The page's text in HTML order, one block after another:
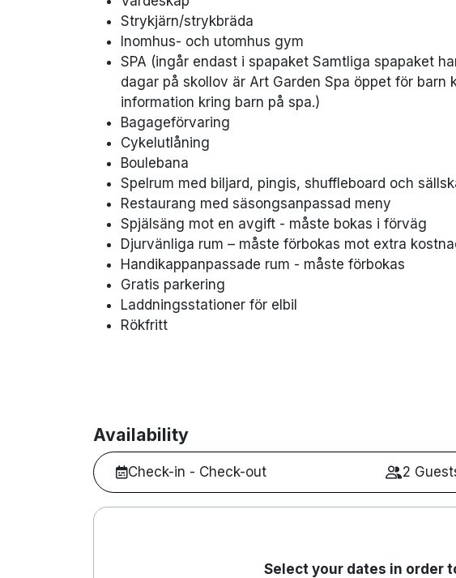
Strykjärn/strykbräda
Inomhus- och utomhus gym
SPA (ingår endast i spapaket Samtliga spapaket
dagar på skollov är Art Garden Spa öppet för
information kring barn på spa.)
Bagageförvaring
Cykelutlåning
Boulebana
Spelrum med biljard, pingis, shuffleboard och
Restaurang med säsongsanpassad meny
Spjälsäng mot en avgift - måste bokas i förväg
Djurvänliga rum – måste förbokas mot extra
Handikappanpassade rum - måste förbokas
Gratis parkering
Laddningsstationer för elbil
Rökfritt
Availability
Check-in - Check-out 2
Select your dates in order